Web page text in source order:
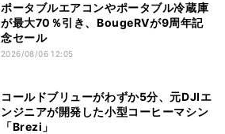
ポータブルエアコンやポータブル冷蔵庫
が最大70％引き、BougeRVが9周年記
念セール
2026/08/06 12:05
コールドブリューがわずか5分、元DJIエ
ンジニアが開発した小型コーヒーマシン
「Brezi」